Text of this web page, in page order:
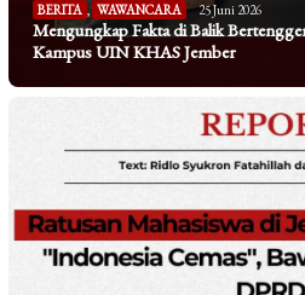
BERITA , WAWANCARA 25 Juni 2026
Mengungkap Fakta di Balik
Kampus UIN KHAS Jember